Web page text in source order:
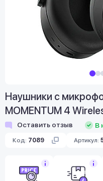
Наушники с
MOMENTUM 4
Оставить отзыв В
Код: 7089 Артикул: